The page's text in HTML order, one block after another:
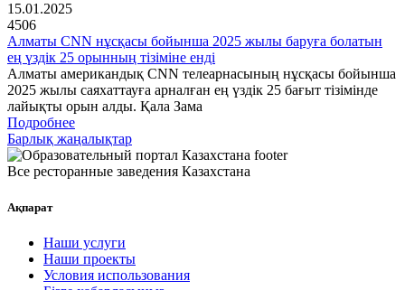
15.01.2025
4506
Алматы CNN нұсқасы бойынша 2025 жылы баруға болатын
ең үздік 25 орынның тізіміне енді
Алматы американдық CNN телеарнасының нұсқасы бойынша
2025 жылы саяхаттауға арналған ең үздік 25 бағыт тізімінде
лайықты орын алды. Қала Зама
Подробнее
Барлық жаңалықтар
Все ресторанные заведения Казахстана
Ақпарат
Наши услуги
Наши проекты
Условия использования